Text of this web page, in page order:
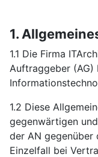
1.
1.1 Die Firma
Auftraggeber (AG)
1.2 Diese
gegenwärtigen
der AN gegenüber
Einzelfall bei